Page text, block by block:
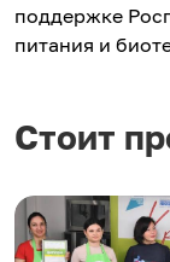
поддержке
питания и
Стоит